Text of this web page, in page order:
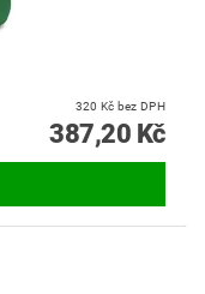
320 Kč bez DPH
387,20 Kč